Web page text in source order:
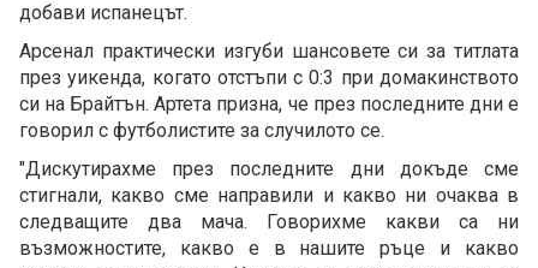
добави испанецът.
Арсенал практически изгуби шансовете си за титлата
през уикенда, когато отстъпи с 0:3 при домакинството
си на Брайтън. Артета призна, че през последните дни е
говорил с футболистите за случилото се.
"Дискутирахме през последните дни докъде сме
стигнали, какво сме направили и какво ни очаква в
следващите два мача. Говорихме какви са ни
възможностите, какво е в нашите ръце и какво